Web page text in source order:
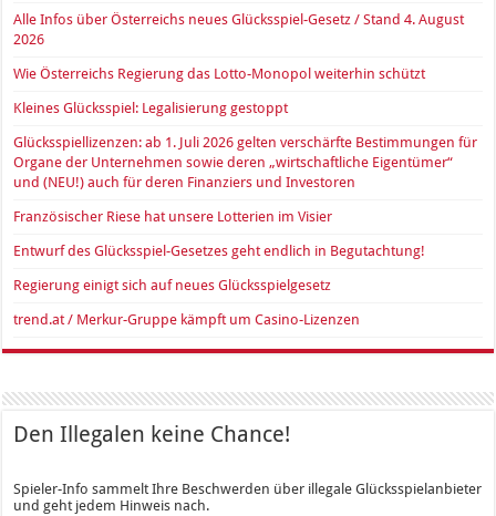
Alle Infos über Österreichs neues Glücksspiel-Gesetz / Stand 4. August
2026
Wie Österreichs Regierung das Lotto-Monopol weiterhin schützt
Kleines Glücksspiel: Legalisierung gestoppt
Glücksspiellizenzen: ab 1. Juli 2026 gelten verschärfte Bestimmungen für
Organe der Unternehmen sowie deren „wirtschaftliche Eigentümer“
und (NEU!) auch für deren Finanziers und Investoren
Französischer Riese hat unsere Lotterien im Visier
Entwurf des Glücksspiel-Gesetzes geht endlich in Begutachtung!
Regierung einigt sich auf neues Glücksspielgesetz
trend.at / Merkur-Gruppe kämpft um Casino-Lizenzen
Den Illegalen keine Chance!
Spieler-Info sammelt Ihre Beschwerden über illegale Glücksspielanbieter
und geht jedem Hinweis nach.